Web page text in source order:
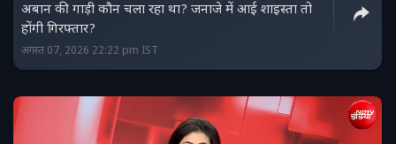
अबान की गाड़ी कौन चला रहा था? जनाजे में आई शाइस्ता तो
होंगी गिरफ्तार?
अगस्त 07, 2026 22:22 pm IST